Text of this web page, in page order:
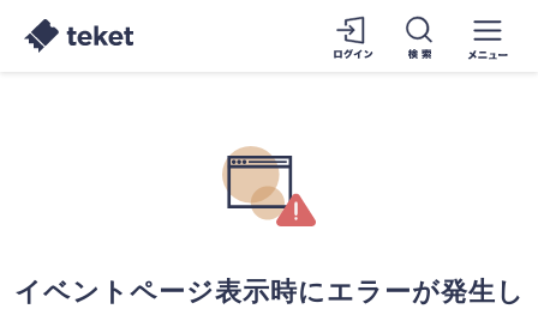
イベントページ表示時にエラーが発生し